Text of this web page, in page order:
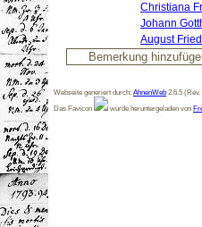
Christiana
Johann
August
Webseite generiert durch: AhnenWeb 2.6.5 (Rev.
Das Favicon
wurde heruntergeladen von